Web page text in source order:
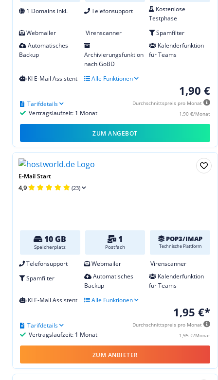
1 Domains inkl. Telefonsupport
Kostenlose
Testphase
Webmailer
Virenscanner
Spamfilter
Automatisches
Backup
Archivierungsfunktion
nach GoBD
Kalenderfunktion
für Teams
KI E-Mail Assistent Alle Funktionen
1,90 €
Durchschnittspreis pro Monat
1,90 €/Monat
Vertragslaufzeit: 1 Monat
Tarifdetails
ZUM ANGEBOT
E-Mail Start
4,9 (23)
10 GB
Speicherplatz
1
Postfach
POP3/IMAP
Technische Plattform
Telefonsupport Webmailer
Virenscanner
Spamfilter
Automatisches
Backup
Kalenderfunktion
für Teams
KI E-Mail Assistent
Alle Funktionen
1,95 €*
Durchschnittspreis pro Monat
1,95 €/Monat
Vertragslaufzeit: 1 Monat
Tarifdetails
ZUM ANBIETER